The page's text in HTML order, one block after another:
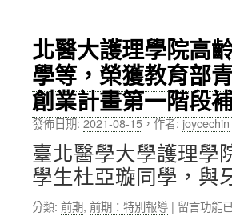
醫
學
系
廖
建
維
老
師
榮
獲
傑
出
澆
不
熄
服
務
隊
熱
情
～
北
醫
大
北醫大護理學院高
學等，榮獲教育部
創業計畫第一階段
發佈日期:2021-08-15，作者: joycechin
臺北醫學大學護理學
學生杜亞璇同學，
分類: 前期, 前期：特別報導 | 在
留言功能